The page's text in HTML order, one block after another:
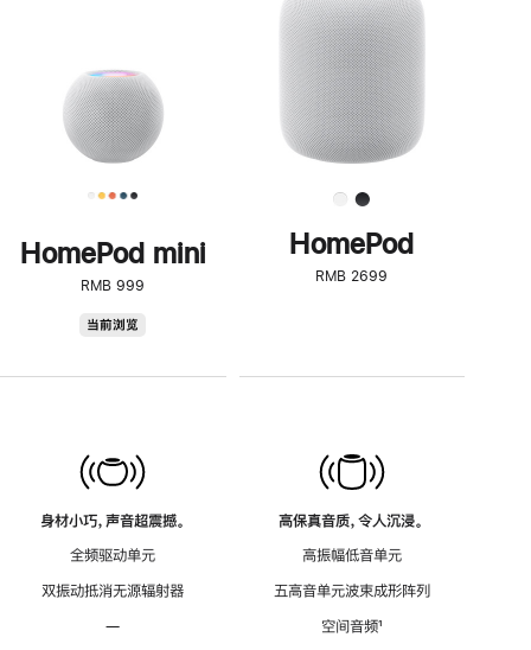
HomePod mini
RMB 999
当前浏览
身材小巧，声音超震撼。
全频驱动单元
双振动抵消无源辐射器
—
了
解
HomePod<
HomePod
RMB 2699
高保真音质，令人沉浸。
高振幅低音单元
五高音单元波束成形阵列
空间音频脚
¹